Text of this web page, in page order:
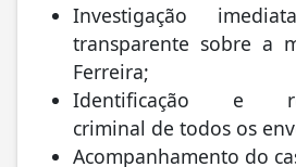
Investigação
transparente sobre a
Ferreira;
Identificação e
criminal de todos os
Acompanhamento do